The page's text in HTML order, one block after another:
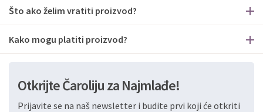
Što ako želim vratiti proizvod?
Kako mogu platiti proizvod?
Otkrijte Čaroliju za Najmlađe!
Prijavite se na naš newsletter i budite prvi koji će otkriti